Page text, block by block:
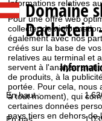
Informations relatives
Pour une offre web
collecter des
également avec nos
créés sur la base de
relatives au terminal et
servent à l'analyse
de produits, à la
portée. Pour cela, nous
à tout moment), qui
certaines données
pays tiers en dehors de
a
g
e
d
'
Domaine
Dachstein
En haut : 1